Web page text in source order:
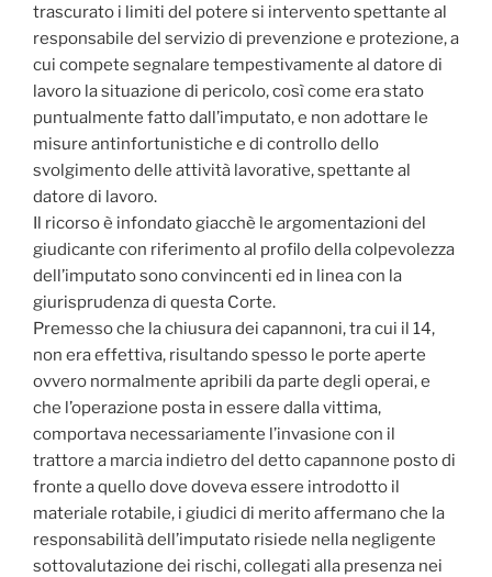
trascurato i limiti del potere si intervento spettante al
responsabile del servizio di prevenzione e protezione, a
cui compete segnalare tempestivamente al datore di
lavoro la situazione di pericolo, così come era stato
puntualmente fatto dall’imputato, e non adottare le
misure antinfortunistiche e di controllo dello
svolgimento delle attività lavorative, spettante al
datore di lavoro.
Il ricorso è infondato giacchè le argomentazioni del
giudicante con riferimento al profilo della colpevolezza
dell’imputato sono convincenti ed in linea con la
giurisprudenza di questa Corte.
Premesso che la chiusura dei capannoni, tra cui il 14,
non era effettiva, risultando spesso le porte aperte
ovvero normalmente apribili da parte degli operai, e
che l’operazione posta in essere dalla vittima,
comportava necessariamente l’invasione con il
trattore a marcia indietro del detto capannone posto di
fronte a quello dove doveva essere introdotto il
materiale rotabile, i giudici di merito affermano che la
responsabilità dell’imputato risiede nella negligente
sottovalutazione dei rischi, collegati alla presenza nei